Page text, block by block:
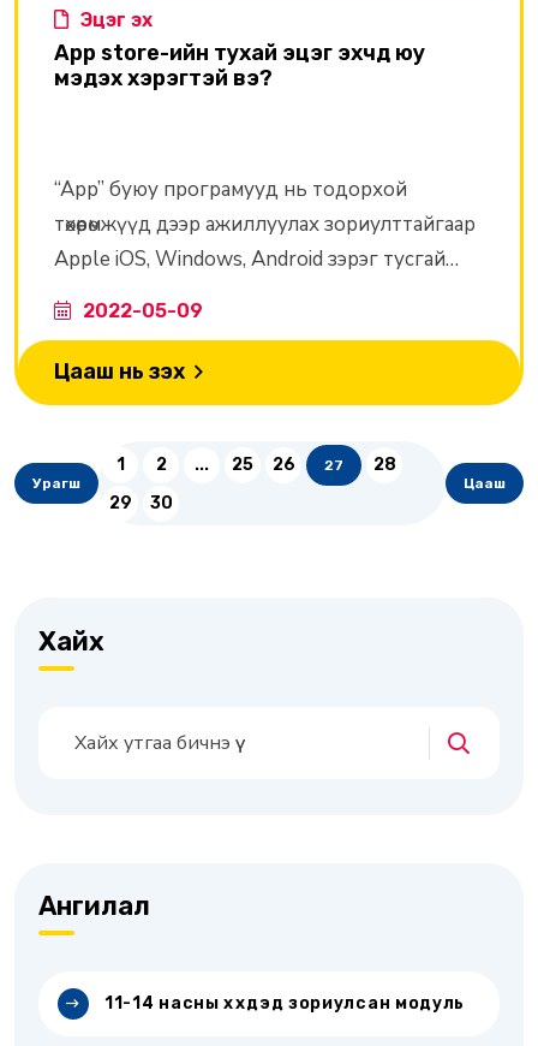
Эцэг эх
App store-ийн тухай эцэг эхчүүд юу
мэдэх хэрэгтэй вэ?
“App” буюу програмууд нь тодорхой
төхөөрөмжүүд дээр ажиллуулах зориулттайгаар
Apple iOS, Windows, Android зэрэг тусгай
үйлдлийн системд зориулан бичигдсэн
байдаг. Apple iOS үйлдлийн системийн
албан ёсны дэлгүүр болох “App store” –оос...
2022-05-09
Цааш нь үзэх
Урагш
1 2 ... 25 26 27
28
29
30
Цааш
Хайх
Ангилал
11-14 насны хүүхдэд зориулсан модуль